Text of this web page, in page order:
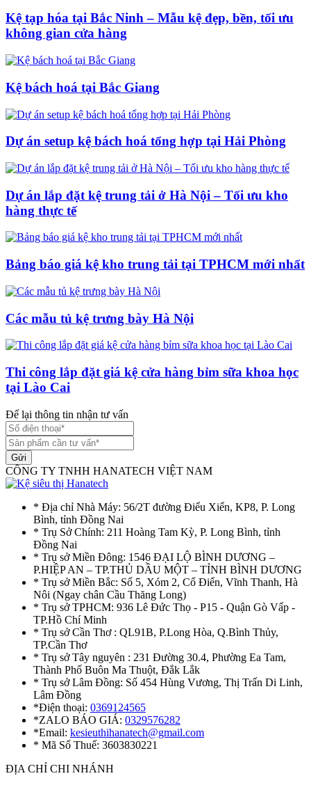
Kệ tạp hóa tại Bắc Ninh – Mẫu kệ đẹp, bền, tối ưu
không gian cửa hàng
Kệ bách hoá tại Bắc Giang
Dự án setup kệ bách hoá tổng hợp tại Hải Phòng
Dự án lắp đặt kệ trung tải ở Hà Nội – Tối ưu kho
hàng thực tế
Bảng báo giá kệ kho trung tải tại TPHCM mới nhất
Các mẫu tủ kệ trưng bày Hà Nội
Thi công lắp đặt giá kệ cửa hàng bỉm sữa khoa học
tại Lào Cai
Để lại thông tin nhận tư vấn
Gửi
CÔNG TY TNHH HANATECH VIỆT NAM
* Địa chỉ Nhà Máy: 56/2T đường Điểu Xiển, KP8, P. Long
Bình, tỉnh Đồng Nai
* Trụ Sở Chính: 211 Hoàng Tam Kỳ, P. Long Bình, tỉnh
Đồng Nai
* Trụ sở Miền Đông: 1546 ĐẠI LỘ BÌNH DƯƠNG –
P.HIỆP AN – TP.THỦ DẦU MỘT – TỈNH BÌNH DƯƠNG
* Trụ sở Miền Bắc: Số 5, Xóm 2, Cổ Điển, Vĩnh Thanh, Hà
Nôi (Ngay chân Cầu Thăng Long)
* Trụ sở TPHCM: 936 Lê Đức Thọ - P15 - Quận Gò Vấp -
TP.Hồ Chí Minh
* Trụ sở Cần Thơ : QL91B, P.Long Hòa, Q.Bình Thủy,
TP.Cần Thơ
* Trụ sở Tây nguyên : 231 Đường 30.4, Phường Ea Tam,
Thành Phố Buôn Ma Thuột, Đắk Lắk
* Trụ sở Lâm Đồng: Số 454 Hùng Vương, Thị Trấn Di Linh,
Lâm Đồng
*Điện thoại: 0369124565
*ZALO BÁO GIÁ: 0329576282
*Email: kesieuthihanatech@gmail.com
* Mã Số Thuế: 3603830221
ĐỊA CHỈ CHI NHÁNH